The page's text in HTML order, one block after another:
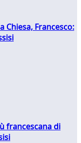
Francesco:
francescana di